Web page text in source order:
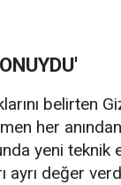
belirten
her
yeni
ayrı değer